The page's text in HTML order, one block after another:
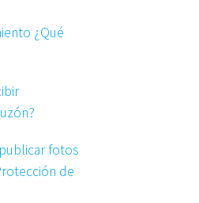
¿Qué
fotos
de